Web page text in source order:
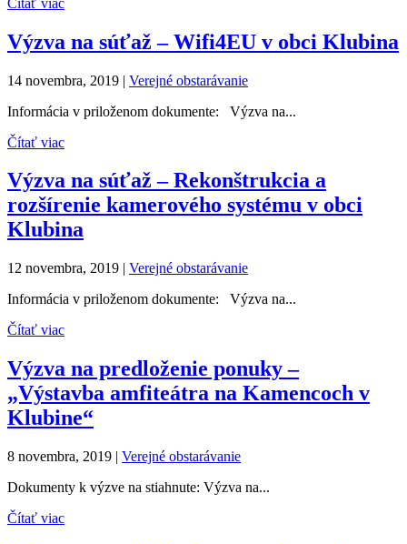
Výzva na súťaž – Wifi4EU v obci Klubina
14 novembra, 2019 | Verejné obstarávanie
Informácia v priloženom dokumente: Výzva na...
Čítať viac
Výzva na súťaž – Rekonštrukcia a
rozšírenie kamerového systému v obci
Klubina
12 novembra, 2019 | Verejné obstarávanie
Informácia v priloženom dokumente: Výzva na...
Čítať viac
Výzva na predloženie ponuky –
„Výstavba amfiteátra na Kamencoch v
Klubine“
8 novembra, 2019 | Verejné obstarávanie
Dokumenty k výzve na stiahnute: Výzva na...
Čítať viac